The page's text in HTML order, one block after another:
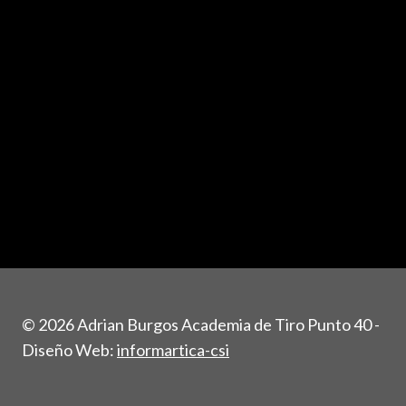
© 2026 Adrian Burgos Academia de Tiro Punto 40 -
Diseño Web:informartica-csi